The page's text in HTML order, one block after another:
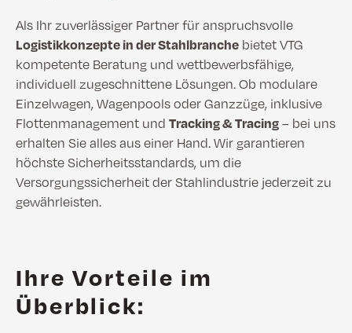
Als Ihr zuverlässiger Partner für anspruchsvolle
Logistikkonzepte in der Stahlbranche bietet VTG
kompetente Beratung und wettbewerbsfähige,
individuell zugeschnittene Lösungen. Ob modulare
Einzelwagen, Wagenpools oder Ganzzüge, inklusive
Flottenmanagement und Tracking & Tracing– bei uns
erhalten Sie alles aus einer Hand. Wir garantieren
höchste Sicherheitsstandards, um die
Versorgungssicherheit der Stahlindustrie jederzeit zu
gewährleisten.
Ihre Vorteile im
Überblick: